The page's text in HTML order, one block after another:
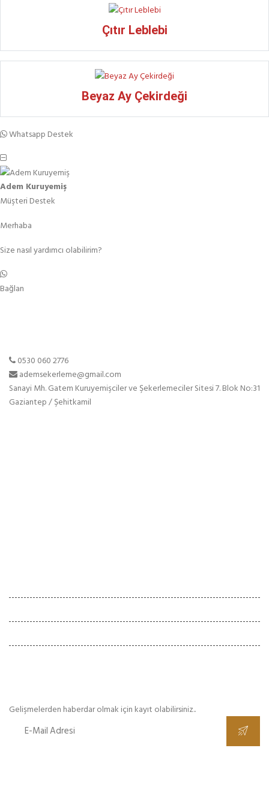
Çıtır Leblebi
Beyaz Ay Çekirdeği
Whatsapp Destek
Adem Kuruyemiş
Müşteri Destek
Merhaba
Size nasıl yardımcı olabilirim?
Bağlan
0530 060 2776
ademsekerleme@gmail.com
Sanayi Mh. Gatem Kuruyemişciler ve Şekerlemeciler Sitesi 7. Blok No:31
Gaziantep / Şehitkamil
Gelişmelerden haberdar olmak için kayıt olabilirsiniz..